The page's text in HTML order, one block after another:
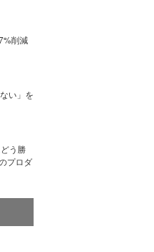
削減
い」を
う勝
プロダ